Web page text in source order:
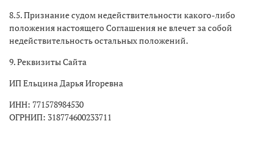
8.5. Признание судом недействительности какого-либо
положения настоящего Соглашения не влечет за собой
недействительность остальных положений.
9. Реквизиты Сайта
ИП Ельцина Дарья Игоревна
ИНН: 771578984530
ОГРНИП: 318774600233711